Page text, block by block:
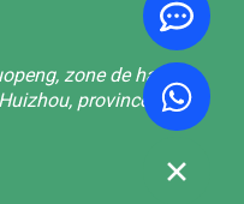
zone de haute
province du